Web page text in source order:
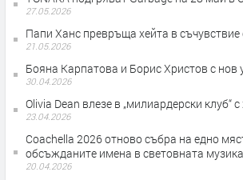
27.05.2026
Папи Ханс превръща хейта в съчувствие
21.05.2026
Бояна Карпатова и Борис Христов с нов
30.04.2026
Olivia Dean влезе в „милиардерски клуб“ с
23.04.2026
Coachella 2026 отново събра на едно
обсъжданите имена в световната музика
20.04.2026